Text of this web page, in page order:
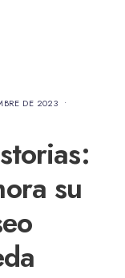
DE 2023 •
su